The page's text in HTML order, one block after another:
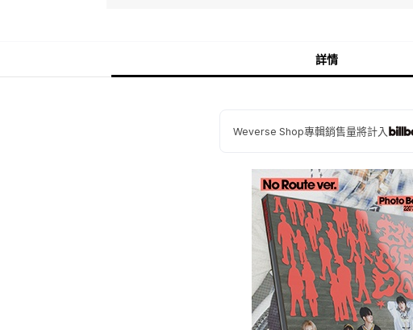
詳情
Weverse Shop專輯銷售量將計入